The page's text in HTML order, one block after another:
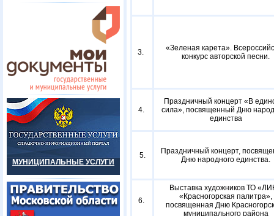
МУНИЦИПАЛЬНЫЕ УСЛУГИ
3.
«Зеленая карета».
конкурс авторской песни.
4.
Праздничный концерт «В
сила», посвященный Дню
единства
5.
Праздничный концерт,
Дню народного единства.
6.
Выставка художников ТО
«Красногорская палитра»,
посвященная Дню
муниципального района